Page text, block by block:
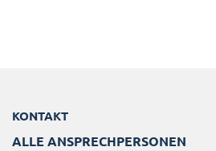
KONTAKT
ALLE ANSPRECHPERSONEN